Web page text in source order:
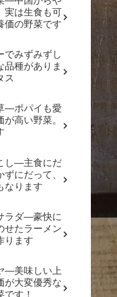
実は生食も可
価の野菜です
でみずみずし
品種がありま
ス
―ポパイも愛
が高い野菜。
し―主食にだ
ずにだって、
なります
ラダ―豪快に
せたラーメン
ります
―美味しい上
が大変優秀な
です！